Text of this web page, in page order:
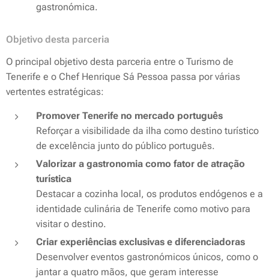
gastronómica.
Objetivo desta parceria
O principal objetivo desta parceria entre o Turismo de
Tenerife e o Chef Henrique Sá Pessoa passa por várias
vertentes estratégicas:
Promover Tenerife no mercado português
Reforçar a visibilidade da ilha como destino turístico
de excelência junto do público português.
Valorizar a gastronomia como fator de atração
turística
Destacar a cozinha local, os produtos endógenos e a
identidade culinária de Tenerife como motivo para
visitar o destino.
Criar experiências exclusivas e diferenciadoras
Desenvolver eventos gastronómicos únicos, como o
jantar a quatro mãos, que geram interesse